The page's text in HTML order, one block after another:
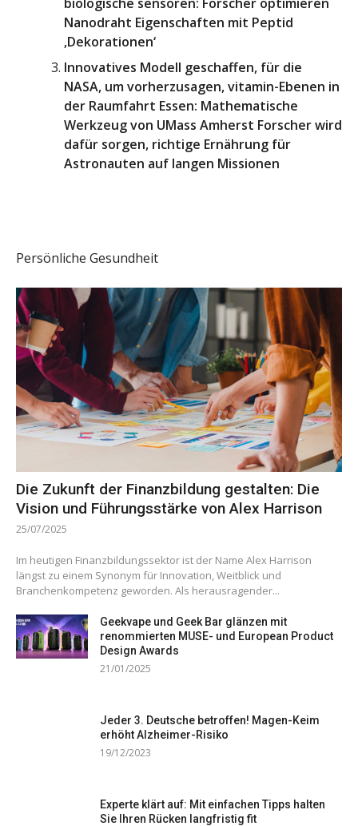
biologische sensoren: Forscher optimieren
Nanodraht Eigenschaften mit Peptid
‚Dekorationen‘
Innovatives Modell geschaffen, für die
NASA, um vorherzusagen, vitamin-Ebenen in
der Raumfahrt Essen: Mathematische
Werkzeug von UMass Amherst Forscher wird
dafür sorgen, richtige Ernährung für
Astronauten auf langen Missionen
Persönliche Gesundheit
Die Zukunft der Finanzbildung gestalten: Die
Vision und Führungsstärke von Alex Harrison
25/07/2025
Im heutigen Finanzbildungssektor ist der Name Alex Harrison
längst zu einem Synonym für Innovation, Weitblick und
Branchenkompetenz geworden. Als herausragender...
Geekvape und Geek Bar glänzen mit
renommierten MUSE- und European Product
Design Awards
21/01/2025
Jeder 3. Deutsche betroffen! Magen-Keim
erhöht Alzheimer-Risiko
19/12/2023
Experte klärt auf: Mit einfachen Tipps halten
Sie Ihren Rücken langfristig fit